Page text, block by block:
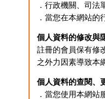
．行政機關、司法
．當您在本網站
個人資料的修改與
註冊的會員保有修
之外力因素導致本
個人資料的查閱、
．當您使用本網